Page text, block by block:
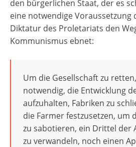
den bürgerlichen Staat, der es
eine notwendige Voraussetzung
Diktatur des Proletariats den
Kommunismus ebnet:
Um die Gesellschaft zu
notwendig, die Entwicklung
aufzuhalten, Fabriken zu
die Farmer festzusetzen, um
zu sabotieren, ein Drittel der
zu verwandeln, noch einen